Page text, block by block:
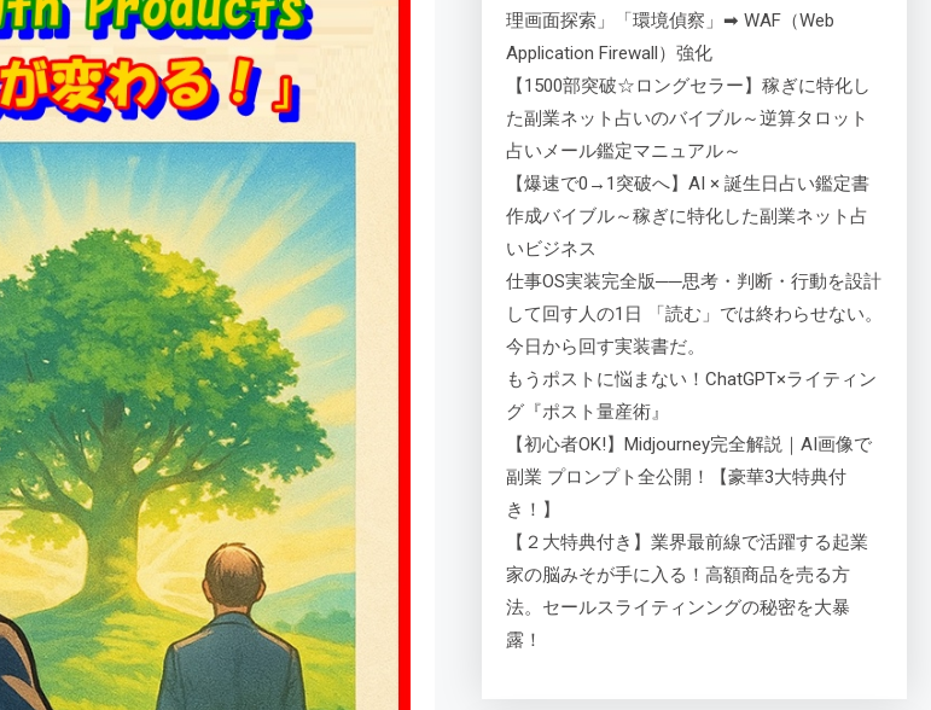
理画面探索」「環境偵察」➡ WAF（Web
Application Firewall）強化
【1500部突破☆ロングセラー】稼ぎに特化し
た副業ネット占いのバイブル～逆算タロット
占いメール鑑定マニュアル～
【爆速で0→1突破へ】AI × 誕生日占い鑑定書
作成バイブル～稼ぎに特化した副業ネット占
いビジネス
仕事OS実装完全版──思考・判断・行動を設計
して回す人の1日 「読む」では終わらせない。
今日から回す実装書だ。
もうポストに悩まない！ChatGPT×ライティン
グ『ポスト量産術』
【初心者OK!】Midjourney完全解説｜AI画像で
副業 プロンプト全公開！【豪華3大特典付
き！】
【２大特典付き】業界最前線で活躍する起業
家の脳みそが手に入る！高額商品を売る方
法。セールスライティンングの秘密を大暴
露！